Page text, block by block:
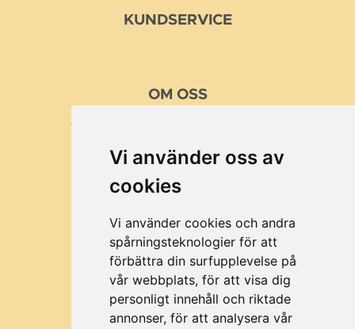
Vi använder oss av
cookies
Vi använder cookies och andra
spårningsteknologier för att
förbättra din surfupplevelse på
vår webbplats, för att visa dig
personligt innehåll och riktade
annonser, för att analysera vår
©2026 All rights reserved Fruktpress.se
KUNDSERVICE
OM OSS
VÅRA MISSION OCH VÄRDEN
KUNDER
BRA ATT VETA